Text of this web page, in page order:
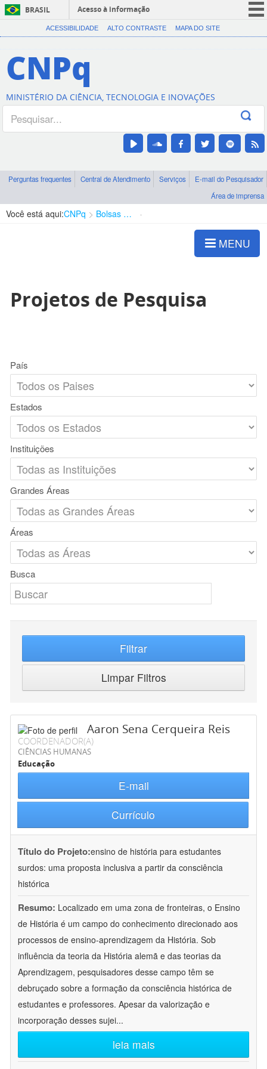
BRASIL
Acesso à informação
CORONAVÍRUS (COVID-19)
Canais
ACESSIBILIDADE ALTO CONTRASTE MAPA DO SITE
CNPq
MINISTÉRIO DA CIÊNCIA, TECNOLOGIA E INOVAÇÕES
Perguntas frequentes Central de Atendimento Serviços
E-mail do Pesquisador
Área de imprensa
Você está aqui:CNPq Bolsas e Auxílios Vigentes
MENU
Projetos de Pesquisa
País
Estados
Instituições
Grandes Áreas
Áreas
Busca
Filtrar
Limpar Filtros
Aaron Sena Cerqueira Reis
COORDENADOR(A)
CIÊNCIAS HUMANAS
Educação
E-mail
Currículo
Título do Projeto:ensino de história para estudantes
surdos: uma proposta inclusiva a partir da consciência
histórica
Resumo: Localizado em uma zona de fronteiras, o Ensino
de História é um campo do conhecimento direcionado aos
processos de ensino-aprendizagem da História. Sob
influência da teoria da História alemã e das teorias da
Aprendizagem, pesquisadores desse campo têm se
debruçado sobre a formação da consciência histórica de
estudantes e professores. Apesar da valorização e
incorporação desses sujei...
leia mais